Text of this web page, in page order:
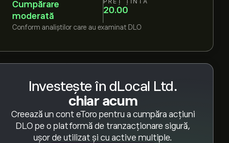
Cumpărare
moderată
20.00
Conform analiștilor care au examinat DLO
Investește în dLocal Ltd.
chiar acum
Creează un cont eToro pentru a cumpăra acțiuni
DLO pe o platformă de tranzacționare sigură,
ușor de utilizat și cu active multiple.